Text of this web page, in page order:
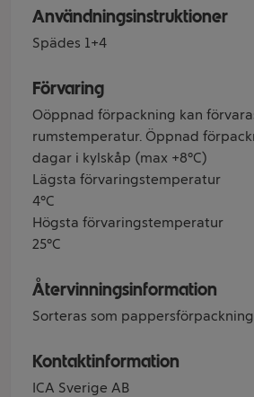
Användningsinstruktioner
Spädes 1+4
Förvaring
Oöppnad förpackning kan
rumstemperatur. Öppnad
dagar i kylskåp (max +8°C)
Lägsta förvaringstemperatur
4°C
Högsta förvaringstemperatur
25°C
Återvinningsinformation
Sorteras som
Kontaktinformation
ICA Sverige AB